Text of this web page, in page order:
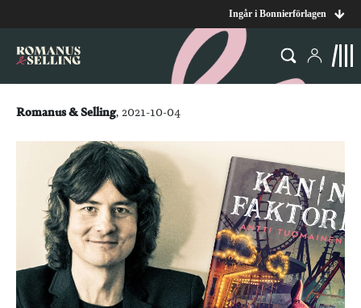
Ingår i Bonnierförlagen
Romanus & Selling, 2021-10-04